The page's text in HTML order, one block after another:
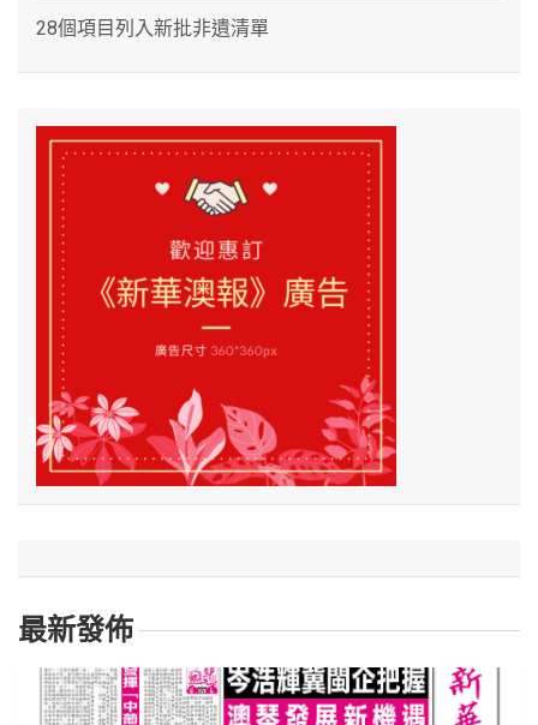
28個項目列入新批非遺清單
最新發佈